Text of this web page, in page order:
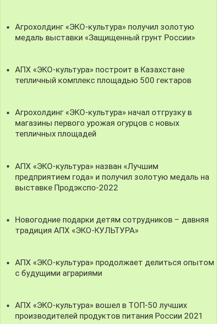
Агрохолдинг «ЭКО-культура» получил золотую
медаль выставки «Защищенный грунт России»
АПХ «ЭКО-культура» построит в Казахстане
тепличный комплекс площадью 500 гектаров
Агрохолдинг «ЭКО-культура» начал отгрузку в
магазины первого урожая огурцов с новых
тепличных площадей
АПХ «ЭКО-культура» назван «Лучшим
предприятием года» и получил золотую медаль на
выставке Продэкспо-2022
Новогодние подарки детям сотрудников – давняя
традиция АПХ «ЭКО-КУЛЬТУРА»
АПХ «ЭКО-культура» продолжает делиться опытом
с будущими аграриями
АПХ «ЭКО-культура» вошел в ТОП-50 лучших
производителей продуктов питания России 2021